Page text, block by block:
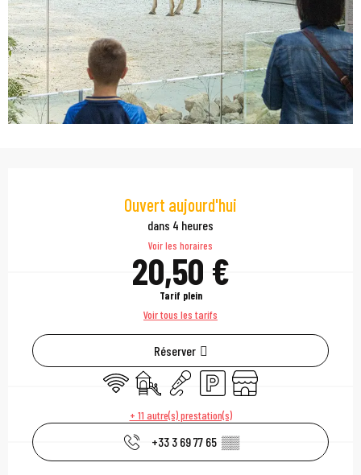
Ouverture et
Ouvert aujourd'hui
dans 4 heures
Voir les horaires
20,50 €
Tarif plein
Voir tous les tarifs
Réserver
WiFi
Jeux pour enfants / Espace jeux
AnimationParking Boutique
+ 11 autre(s) prestation(s)
+33 3 69 77 65 ▒▒